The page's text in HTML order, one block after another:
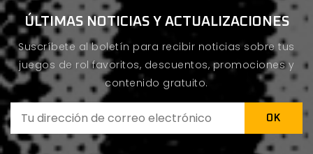
ÚLTIMAS NOTICIAS Y ACTUALIZACIONES
Suscríbete al boletín para recibir noticias sobre tus
juegos de rol favoritos, descuentos, promociones y
contenido gratuito.